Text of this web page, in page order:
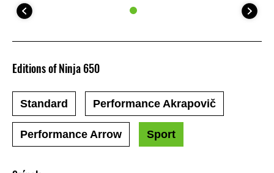
Editions of Ninja 650
Standard Performance Akrapovič
Performance Arrow Sport